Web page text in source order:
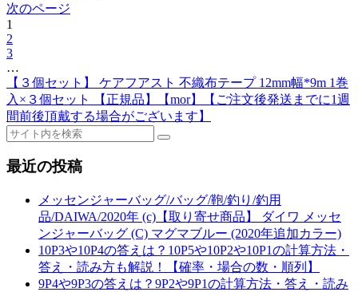
次のページ
1
2
3
…
【３個セット】 ケアフアスト 不織布テープ 12mm幅*9m 1巻
入×３個セット 【正規品】【mor】【ご注文後発送までに1週
間前後頂戴する場合がございます】
最近の投稿
メッセンジャーバッグ/バッグ/鞄/釣り/釣用
品/DAIWA/2020年 (c)【取り寄せ商品】 ダイワ メッセ
ンジャーバッグ (C) マグマブルー (2020年追加カラー)
10P3や10P4の答えは？10P5や10P2や10P1の計算方法・
答え・読み方も解説！【確率・場合の数・順列】
9P4や9P3の答えは？9P2や9P1の計算方法・答え・読み